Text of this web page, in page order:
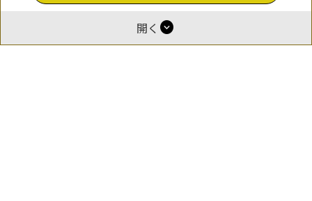
開く expand_circle_down
報酬付与について